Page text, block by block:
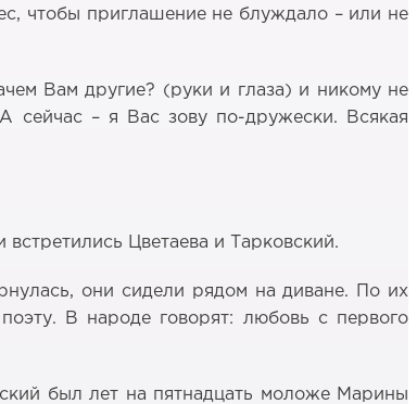
чтобы приглашение не блуждало – или не
Вам другие? (руки и глаза) и никому не
сейчас – я Вас зову по-дружески. Всякая
Цветаева и Тарковский.
они сидели рядом на диване. По их
В народе говорят: любовь с первого
был лет на пятнадцать моложе Марины